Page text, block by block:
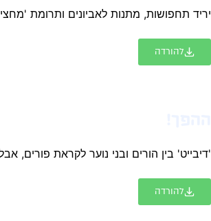
תחפושות, מתנות לאביונים ותרומת
להורדה
בין הורים ובני נוער לקראת פורים,
להורדה